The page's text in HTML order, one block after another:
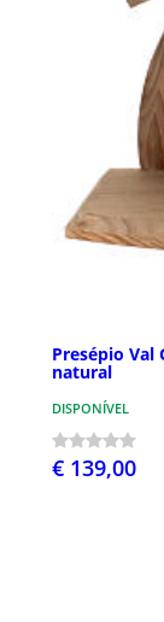
Presépio Val
natural
DISPONÍVEL
€ 139,00